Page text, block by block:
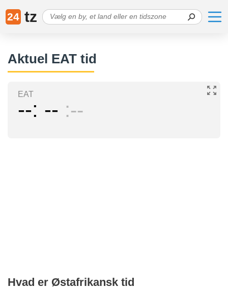
24 tz
Aktuel EAT tid
EAT
-- -- --
Hvad er Østafrikansk tid